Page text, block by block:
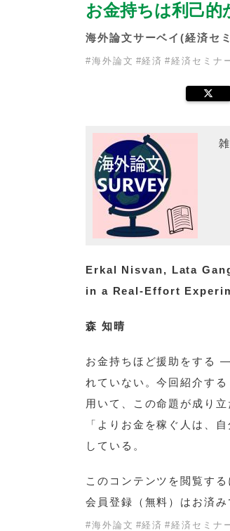
お金持ちは利己的
海外論文サーベイ(経済セ
#海外論文 #経済 #経済セミナ
Erkal Nisvan, Lata
in a Real-Effort
森 知晴
お金持ちほど援助をする
れていない。今回紹介す
用いて、この命題が成り
「よりお金を稼ぐ人は、
している。
このコンテンツを閲覧す
会員登録（無料）はお済み
#海外論文 #経済 #経済セミナ